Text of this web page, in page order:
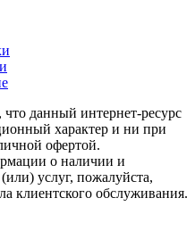
данный интернет-ресурс
характер и ни при
офертой.
о наличии и
услуг, пожалуйста,
клиентского обслуживания.